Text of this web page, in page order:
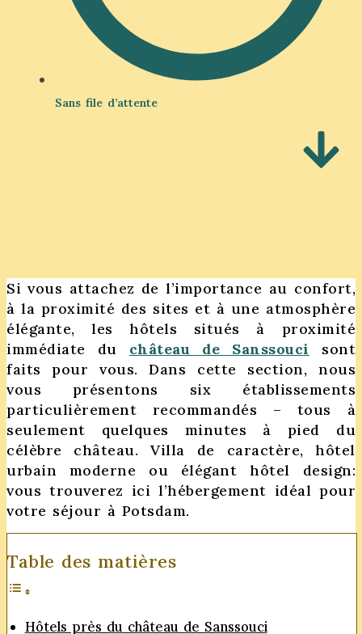
Sans file d’attente
Si vous attachez de l’importance au confort,
à la proximité des sites et à une atmosphère
élégante, les hôtels situés à proximité
immédiate du château de Sanssouci sont
faits pour vous. Dans cette section, nous
vous présentons six établissements
particulièrement recommandés – tous à
seulement quelques minutes à pied du
célèbre château. Villa de caractère, hôtel
urbain moderne ou élégant hôtel design:
vous trouverez ici l’hébergement idéal pour
votre séjour à Potsdam.
Table des matières
Hôtels près du château de Sanssouci